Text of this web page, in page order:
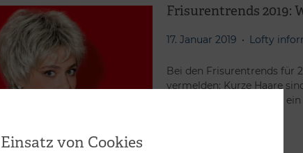
Frisurentrends 2019:
17. Januar 2019 Lofty
Bei den Frisurentrends für
vermelden: Kurze Haare
Zweiten erlebt der Pony
Einsatz von Cookies